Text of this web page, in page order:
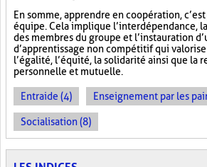
En somme, apprendre en coopération,
équipe. Cela implique l’interdépendance,
des membres du groupe et l’instauration
d’apprentissage non compétitif qui
l’égalité, l’équité, la solidarité ainsi que la
personnelle et mutuelle.
Entraide (4) Enseignement par les
Socialisation (8)